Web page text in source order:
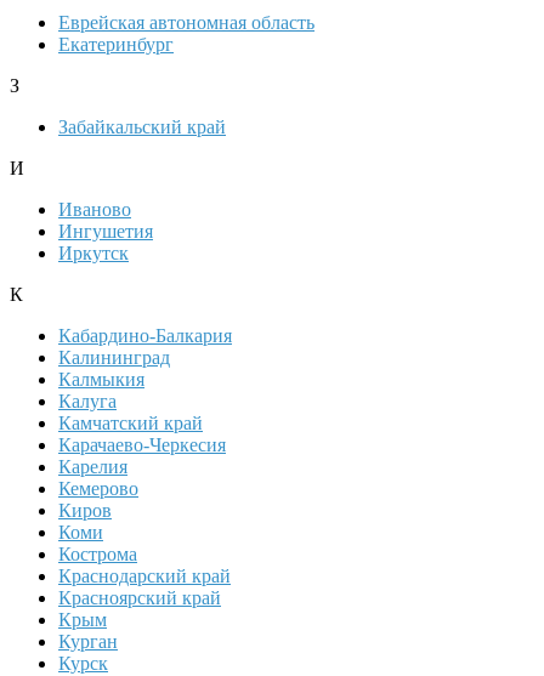
Еврейская автономная область
Екатеринбург
З
Забайкальский край
И
Иваново
Ингушетия
Иркутск
К
Кабардино-Балкария
Калининград
Калмыкия
Калуга
Камчатский край
Карачаево-Черкесия
Карелия
Кемерово
Киров
Коми
Кострома
Краснодарский край
Красноярский край
Крым
Курган
Курск